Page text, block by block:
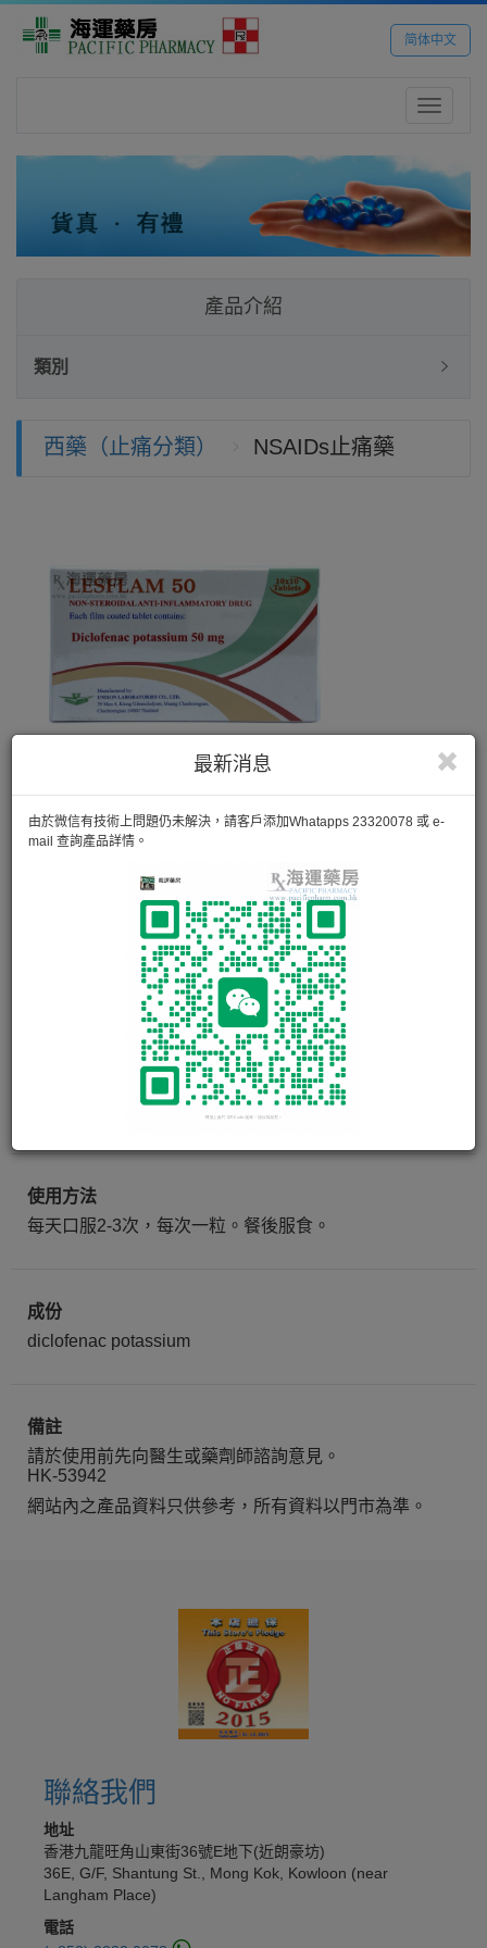
简体中文
Toggle
最新消息
由於微信有技術上問題仍未解決，請客戶添加Whatapps 23320078 或 e-
mail 查詢產品詳情。
產品介紹
類別
西藥（止痛分類） NSAIDs止痛藥
LESFLAM 50 TAB 50MG
使用方法
每天口服2-3次，每次一粒。餐後服食。
成份
diclofenac potassium
備註
請於使用前先向醫生或藥劑師諮詢意見。
HK-53942
網站內之產品資料只供參考，所有資料以門市為準。
聯絡我們
地址
香港九龍旺角山東街36號E地下(近朗豪坊)
36E, G/F, Shantung St., Mong Kok, Kowloon (near
Langham Place)
電話